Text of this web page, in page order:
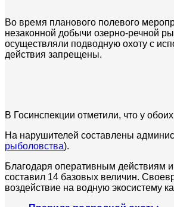
Во время планового полевого
незаконной добычи озерно-речной
осуществляли подводную охоту с
действия запрещены.
В Госинспекции отметили, что у
На нарушителей составлены
рыболовства).
Благодаря оперативным действиям
составил 14 базовых величин.
воздействие на водную экосистему